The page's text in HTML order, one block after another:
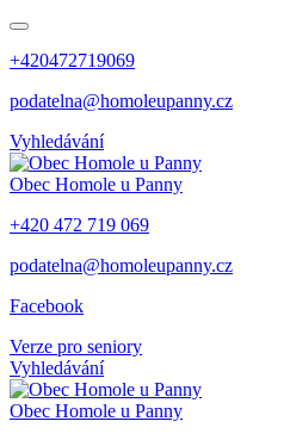
+420472719069
podatelna@homoleupanny.cz
Vyhledávání
Obec Homole u Panny
+420 472 719 069
podatelna@homoleupanny.cz
Facebook
Verze pro seniory
Vyhledávání
Obec Homole u Panny